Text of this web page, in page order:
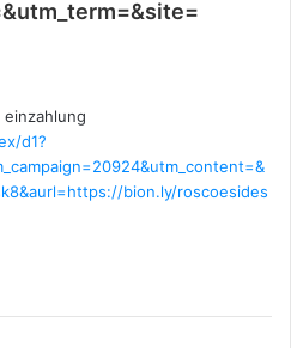
d1?
bion.ly/roscoesides